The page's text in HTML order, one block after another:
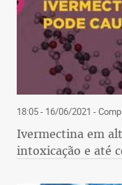
18:05 - 16/06/2021 -
Ivermectina em
intoxicação e até